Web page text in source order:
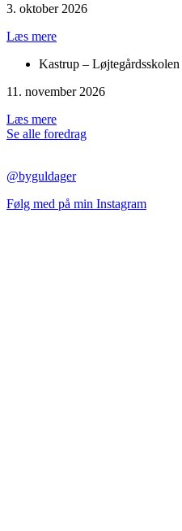
3. oktober 2026
Læs mere
Kastrup – Løjtegårdsskolen
11. november 2026
Læs mere
Se alle foredrag
@byguldager
Følg med på min Instagram